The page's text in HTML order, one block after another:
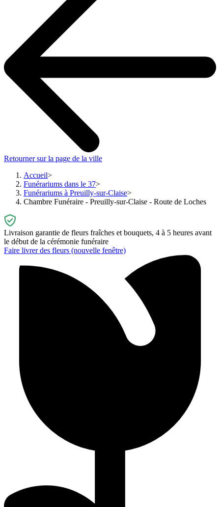
Retourner sur la page de la ville
Accueil
Funérariums dans le 37
Funérariums à Preuilly-sur-Claise
Chambre Funéraire - Preuilly-sur-Claise - Route de Loches
Livraison garantie de fleurs fraîches et bouquets, 4 à 5 heures avant
le début de la cérémonie funéraire
Faire livrer des fleurs (nouvelle fenêtre)